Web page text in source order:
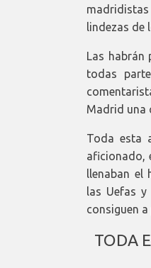
lindezas de
Las habrán
todas
Madrid una
Toda esta
aficionado,
llenaban el
las Uefas
consiguen
TODA